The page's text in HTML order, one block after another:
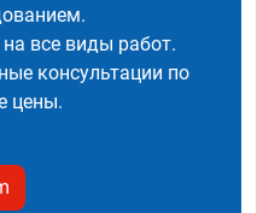
все виды работ.
консультации по
цены.